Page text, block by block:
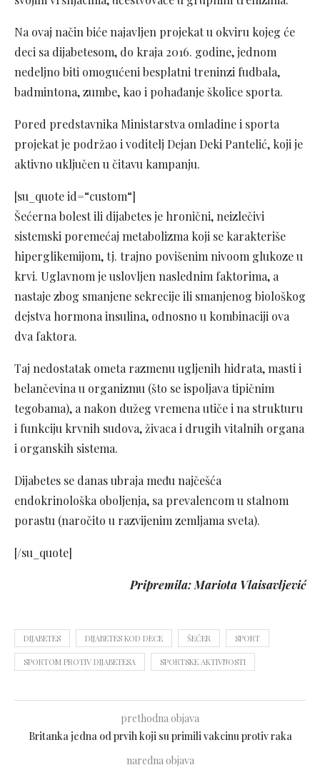
Na ovaj način biće najavljen projekat u okviru kojeg će
deci sa dijabetesom, do kraja 2016. godine, jednom
nedeljno biti omogućeni besplatni treninzi fudbala,
badmintona, zumbe, kao i pohađanje školice sporta.
Pored predstavnika Ministarstva omladine i sporta
projekat je podržao i voditelj Dejan Deki Pantelić, koji je
aktivno uključen u čitavu kampanju.
[su_quote id=“custom“]
Šećerna bolest ili dijabetes je hronični, neizlečivi
sistemski poremećaj metabolizma koji se karakteriše
hiperglikemijom, tj. trajno povišenim nivoom glukoze u
krvi. Uglavnom je uslovljen naslednim faktorima, a
nastaje zbog smanjene sekrecije ili smanjenog biološkog
dejstva hormona insulina, odnosno u kombinaciji ova
dva faktora.
Taj nedostatak ometa razmenu ugljenih hidrata, masti i
belančevina u organizmu (što se ispoljava tipičnim
tegobama), a nakon dužeg vremena utiče i na strukturu
i funkciju krvnih sudova, živaca i drugih vitalnih organa
i organskih sistema.
Dijabetes se danas ubraja među najčešća
endokrinološka oboljenja, sa prevalencom u stalnom
porastu (naročito u razvijenim zemljama sveta).
[/su_quote]
Pripremila: Mariota Vlaisavljević
DIJABETES DIJABETES KOD DECE ŠEĆER SPORT
SPORTOM PROTIV DIJABETESA SPORTSKE AKTIVNOSTI
prethodna objava
Britanka jedna od prvih koji su primili vakcinu protiv raka
naredna objava